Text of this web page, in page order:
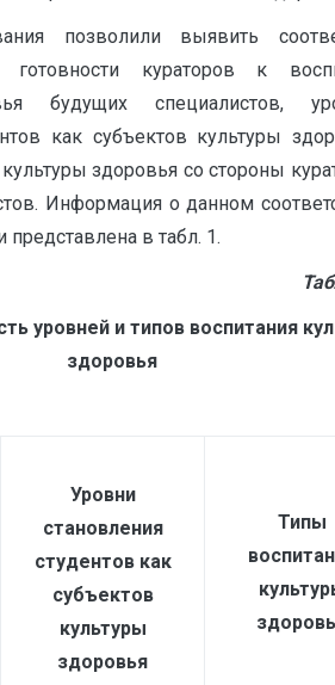
позволили выявить
кураторов к
будущих специалистов,
как субъектов культуры
здоровья со стороны
Информация о данном
в табл. 1.
уровней и типов воспитания
здоровья
Уровни
становления
студентов как
субъектов
культуры
здоровья
Типы